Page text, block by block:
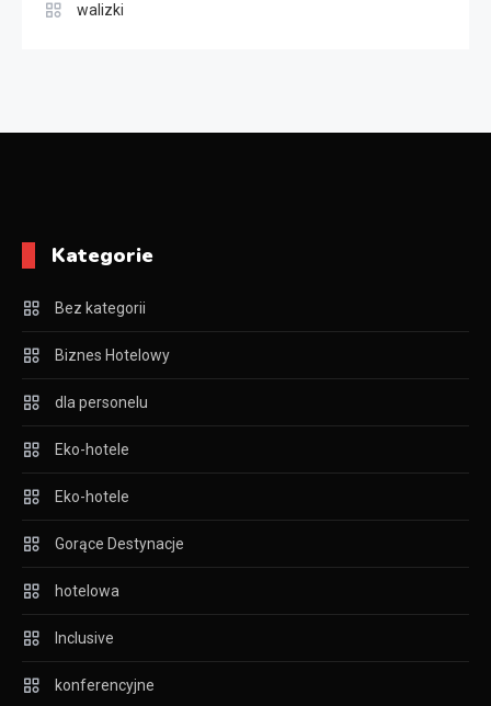
walizki
Kategorie
Bez kategorii
Biznes Hotelowy
dla personelu
Eko-hotele
Eko-hotele
Gorące Destynacje
hotelowa
Inclusive
konferencyjne